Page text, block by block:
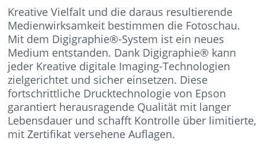
Kreative Vielfalt und die daraus resultierende
Medienwirksamkeit bestimmen die Fotoschau.
Mit dem Digigraphie®-System ist ein neues
Medium entstanden. Dank Digigraphie® kann
jeder Kreative digitale Imaging-Technologien
zielgerichtet und sicher einsetzen. Diese
fortschrittliche Drucktechnologie von Epson
garantiert herausragende Qualität mit langer
Lebensdauer und schafft Kontrolle über limitierte,
mit Zertifikat versehene Auflagen.